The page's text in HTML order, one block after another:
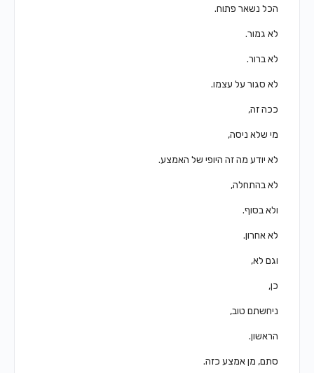
הכל נשאר פתוח.
לא גמור.
לא ברור.
לא סגור על עצמו.
ככה זה,
מי שלא ניסה,
לא יודע מה זה היופי של האמצע.
לא בהתחלה,
ולא בסוף.
לא אחרון.
וגם לא,
כן,
ניחשתם טוב,
הראשון.
סתם, מן אמצע כזה.